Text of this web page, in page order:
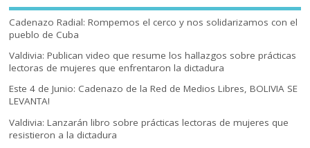
Cadenazo Radial: Rompemos el cerco y nos solidarizamos con el
pueblo de Cuba
Valdivia: Publican video que resume los hallazgos sobre prácticas
lectoras de mujeres que enfrentaron la dictadura
Este 4 de Junio: Cadenazo de la Red de Medios Libres, BOLIVIA SE
LEVANTA!
Valdivia: Lanzarán libro sobre prácticas lectoras de mujeres que
resistieron a la dictadura